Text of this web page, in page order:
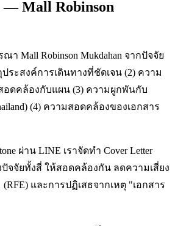
Mall Robinson
า Mall Robinson Mukdahan จากปัจจัย
ระสงค์การเดินทางที่ชัดเจน (2) ความ
อดคล้องกับแผน (3) ความผูกพันกับ
(4) ความสอดคล้องของเอกสาร
ผ่าน LINE เราจัดทำ Cover Letter
ปัจจัยทั้งสี่ ให้สอดคล้องกัน ลดความเสี่ยง
และการปฏิเสธจากเหตุ "เอกสาร